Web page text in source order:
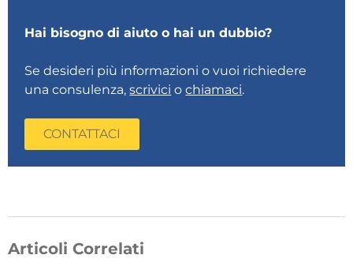
Hai bisogno di aiuto o hai un dubbio?
Se desideri più informazioni o vuoi richiedere
una consulenza,scrivici ochiamaci.
CONTATTACI
Articoli Correlati